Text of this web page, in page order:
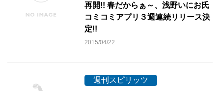
再開!! 春だからぁ～、浅野いにお氏
コミコミアプリ３週連続リリース決
定!!
2015/04/22
週刊スピリッツ